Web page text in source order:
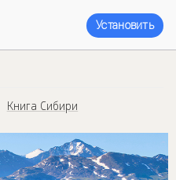
Установить
Книга Сибири